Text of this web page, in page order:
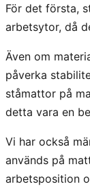
För det första,
arbetsytor, då
Även om
påverka
ståmattor på
detta vara en
Vi har också
används på
arbetsposition